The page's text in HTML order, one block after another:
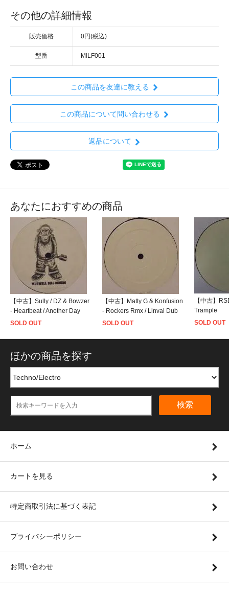
その他の詳細情報
販売価格 0円(税込)
型番 MILF001
この商品を友達に教える
この商品について問い合わせる
返品について
あなたにおすすめの商品
【中古】Sully / DZ & Bowzer
- Heartbeat / Another Day
SOLD OUT
【中古】Matty G & Konfusion
- Rockers Rmx / Linval Dub
SOLD OUT
【中古】
Trample
SOLD OUT
ほかの商品を探す
検索
ホーム
カートを見る
特定商取引法に基づく表記
プライバシーポリシー
お問い合わせ